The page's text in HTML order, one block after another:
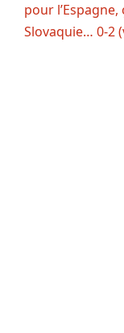
pour
Slovaquie… 0-2